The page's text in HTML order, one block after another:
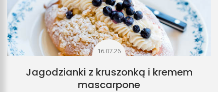
16.07.26
Jagodzianki z kruszonką i kremem
mascarpone